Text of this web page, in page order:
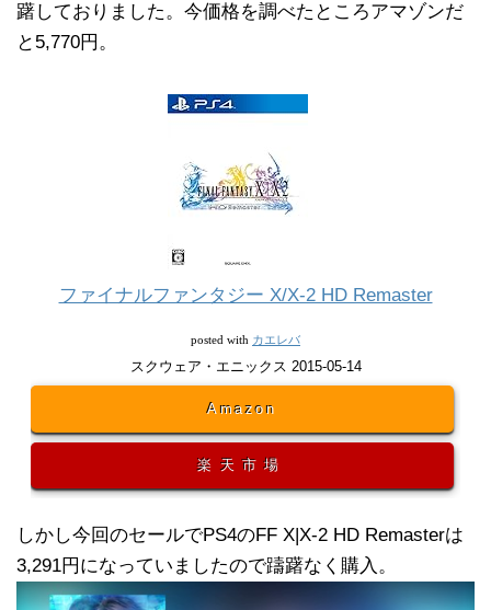
躇しておりました。今価格を調べたところアマゾンだ
と5,770円。
ファイナルファンタジー X/X-2 HD Remaster
posted with カエレバ
スクウェア・エニックス 2015-05-14
Amazon
楽天市場
しかし今回のセールでPS4のFF X|X-2 HD Remasterは
3,291円になっていましたので躊躇なく購入。